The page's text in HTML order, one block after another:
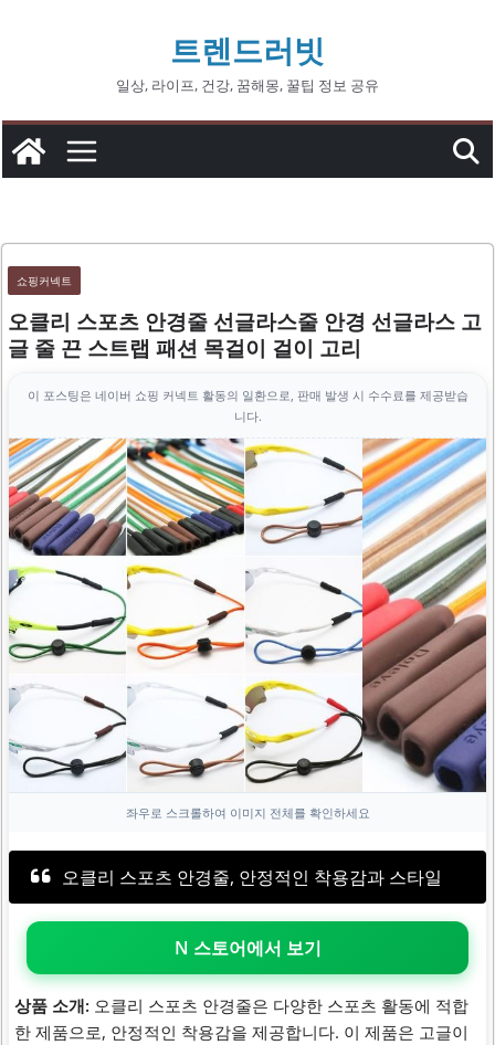
트렌드러빗
일상, 라이프, 건강, 꿈해몽, 꿀팁 정보 공유
쇼핑커넥트
오클리 스포츠 안경줄 선글라스줄 안경 선글라스 고
글 줄 끈 스트랩 패션 목걸이 걸이 고리
이 포스팅은 네이버 쇼핑 커넥트 활동의 일환으로, 판매 발생 시 수수료를 제공받습
니다.
좌우로 스크롤하여 이미지 전체를 확인하세요
오클리 스포츠 안경줄, 안정적인 착용감과 스타일
N 스토어에서 보기
상품 소개: 오클리 스포츠 안경줄은 다양한 스포츠 활동에 적합
한 제품으로, 안정적인 착용감을 제공합니다. 이 제품은 고글이